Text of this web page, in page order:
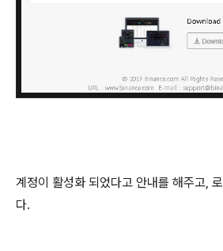
계정이 활성화 되었다고 안내를 해주고,
다.